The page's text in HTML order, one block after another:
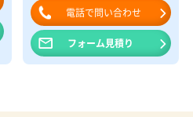
電話で問い合わせ
フォーム見積り